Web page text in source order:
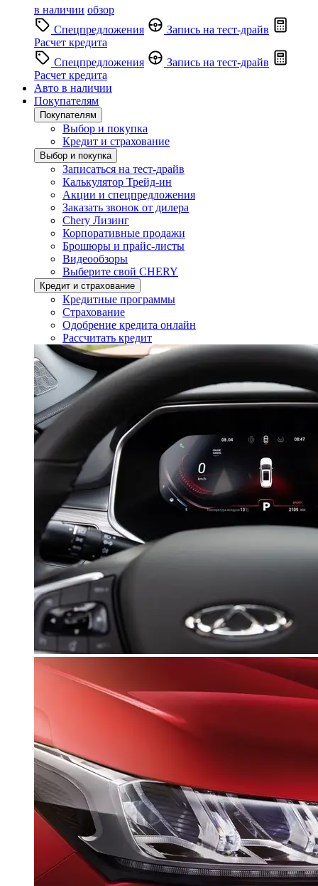
в наличии обзор
Спецпредложения
Запись на тест-драйв
Расчет кредита
Спецпредложения
Запись на тест-драйв
Расчет кредита
Авто в наличии
Покупателям
Покупателям
Выбор и покупка
Кредит и страхование
Выбор и покупка
Записаться на тест-драйв
Калькулятор Трейд-ин
Акции и спецпредложения
Заказать звонок от дилера
Chery Лизинг
Корпоративные продажи
Брошюры и прайс-листы
Видеообзоры
Выберите свой CHERY
Кредит и страхование
Кредитные программы
Страхование
Одобрение кредита онлайн
Рассчитать кредит